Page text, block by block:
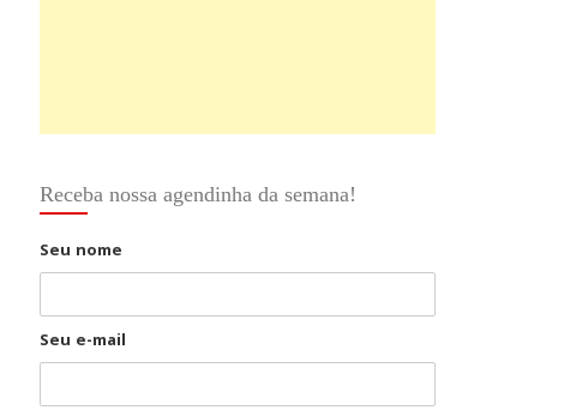
Receba nossa agendinha da semana!
Seu nome
Seu e-mail